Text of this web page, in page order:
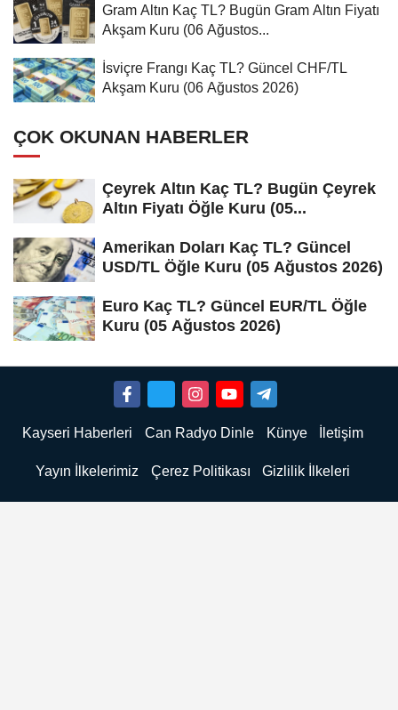
Gram Altın Kaç TL? Bugün Gram Altın Fiyatı
Akşam Kuru (06 Ağustos...
İsviçre Frangı Kaç TL? Güncel CHF/TL
Akşam Kuru (06 Ağustos 2026)
ÇOK OKUNAN HABERLER
Çeyrek Altın Kaç TL? Bugün Çeyrek
Altın Fiyatı Öğle Kuru (05...
Amerikan Doları Kaç TL? Güncel
USD/TL Öğle Kuru (05 Ağustos 2026)
Euro Kaç TL? Güncel EUR/TL Öğle
Kuru (05 Ağustos 2026)
Kayseri Haberleri Can Radyo Dinle Künye İletişim
Yayın İlkelerimiz Çerez Politikası Gizlilik İlkeleri